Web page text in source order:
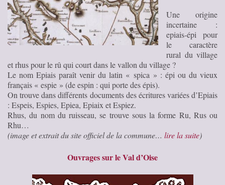
Une origine
incertaine :
epiais-épi pour
le caractère
rural du village
et rhus pour le rû qui court dans le vallon du village ?
Le nom Epiais paraît venir du latin « spica » : épi ou du vieux
français « espie » (de espin : qui porte des épis).
On trouve dans différents documents des écritures variées d’Epiais
: Espeis, Espies, Epiea, Epiaix et Espiez.
Rhus, du nom du ruisseau, se trouve sous la forme Ru, Rus ou
Rhu…
(image et extrait du site officiel de la commune… lire la suite)
Ouvrages sur le Val d’Oise